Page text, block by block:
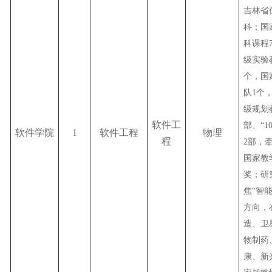
软件学院 1 软件工程
软件工
程
物理
吉林省
科；国
科课程
级实验
个，国
队1个
级规划
部、
2部，
国家教
奖；研
焦“智
方向，
造、卫
物制药
康、新